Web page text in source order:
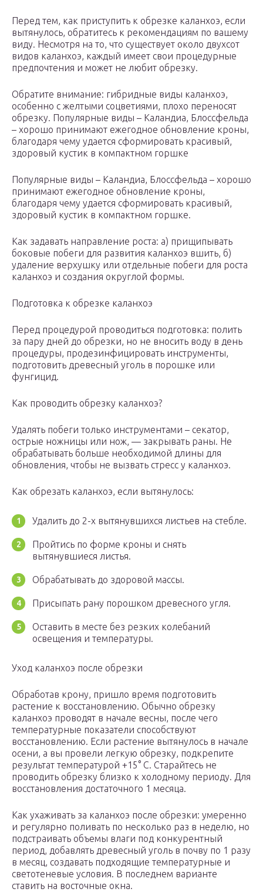
Перед тем, как приступить к обрезке каланхоэ, если
вытянулось, обратитесь к рекомендациям по вашему
виду. Несмотря на то, что существует около двухсот
видов каланхоэ, каждый имеет свои процедурные
предпочтения и может не любит обрезку.
Обратите внимание: гибридные виды каланхоэ,
особенно с желтыми соцветиями, плохо переносят
обрезку. Популярные виды – Каландиа, Блоссфельда
– хорошо принимают ежегодное обновление кроны,
благодаря чему удается сформировать красивый,
здоровый кустик в компактном горшке
Популярные виды – Каландиа, Блоссфельда – хорошо
принимают ежегодное обновление кроны,
благодаря чему удается сформировать красивый,
здоровый кустик в компактном горшке.
Как задавать направление роста: а) прищипывать
боковые побеги для развития каланхоэ вшить, б)
удаление верхушку или отдельные побеги для роста
каланхоэ и создания округлой формы.
Подготовка к обрезке каланхоэ
Перед процедурой проводиться подготовка: полить
за пару дней до обрезки, но не вносить воду в день
процедуры, продезинфицировать инструменты,
подготовить древесный уголь в порошке или
фунгицид.
Как проводить обрезку каланхоэ?
Удалять побеги только инструментами – секатор,
острые ножницы или нож, — закрывать раны. Не
обрабатывать больше необходимой длины для
обновления, чтобы не вызвать стресс у каланхоэ.
Как обрезать каланхоэ, если вытянулось:
Удалить до 2-х вытянувшихся листьев на стебле.
Пройтись по форме кроны и снять
вытянувшиеся листья.
Обрабатывать до здоровой массы.
Присыпать рану порошком древесного угля.
Оставить в месте без резких колебаний
освещения и температуры.
Уход каланхоэ после обрезки
Обработав крону, пришло время подготовить
растение к восстановлению. Обычно обрезку
каланхоэ проводят в начале весны, после чего
температурные показатели способствуют
восстановлению. Если растение вытянулось в начале
осени, а вы провели легкую обрезку, подкрепите
результат температурой +15° С. Старайтесь не
проводить обрезку близко к холодному периоду. Для
восстановления достаточного 1 месяца.
Как ухаживать за каланхоэ после обрезки: умеренно
и регулярно поливать по несколько раз в неделю, но
подстраивать объемы влаги под конкурентный
период, добавлять древесный уголь в почву по 1 разу
в месяц, создавать подходящие температурные и
светотеневые условия. В последнем варианте
ставить на восточные окна.